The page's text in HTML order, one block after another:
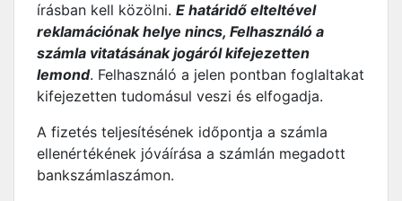
írásban kell közölni. E határidő elteltével
reklamációnak helye nincs, Felhasználó a
számla vitatásának jogáról kifejezetten
lemond. Felhasználó a jelen pontban foglaltakat
kifejezetten tudomásul veszi és elfogadja.
A fizetés teljesítésének időpontja a számla
ellenértékének jóváírása a számlán megadott
bankszámlaszámon.